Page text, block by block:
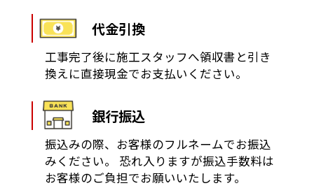
代金引換
工事完了後に施工スタッフへ領収書と引き
換えに直接現金でお支払いください。
銀行振込
振込みの際、お客様のフルネームでお振込
みください。
恐れ入りますが振込手数料は
お客様のご負担でお願いいたします。